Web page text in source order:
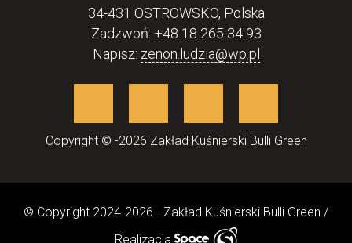
34-431 OSTROWSKO, Polska
Zadzwoń: +48 18 265 34 93
Napisz: zenon.ludzia@wp.pl
Copyright © -2026 Zakład Kuśnierski Bulli Green
© Copyright 2024-2026 - Zakład Kuśnierski Bulli Green /
Realizacja